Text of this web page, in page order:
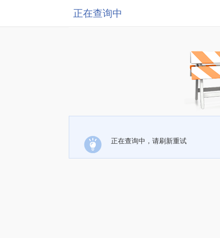
正在查询中
正在查询中，请刷新重试